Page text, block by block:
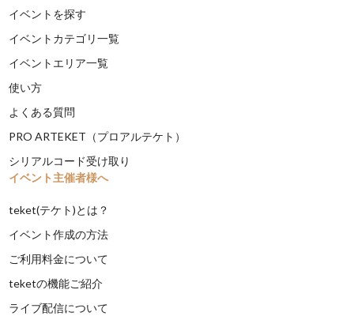
イベントを探す
イベントカテゴリ一覧
イベントエリア一覧
使い方
よくある質問
PRO ARTEKET（プロアルテケト）
シリアルコード受け取り
イベント主催者様へ
teket(テケト)とは？
イベント作成の方法
ご利用料金について
teketの機能ご紹介
ライブ配信について